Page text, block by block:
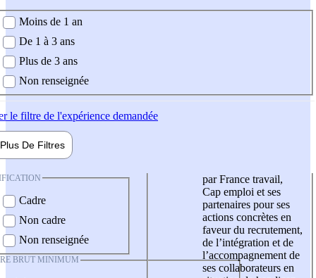
demandée
Moins de 1 an
De 1 à 3 ans
Plus de 3 ans
Non renseignée
le filtre de l'expérience demandée
Plus De Filtres
Cadre
Non cadre
Non renseignée
BRUT MINIMUM
par France travail,
Cap emploi et ses
partenaires pour ses
actions concrètes en
faveur du recrutement,
de l’intégration et de
l’accompagnement de
ses collaborateurs en